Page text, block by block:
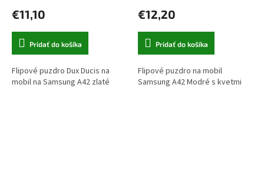
€11,10
Pridať do košíka
Flipové puzdro Dux Ducis na
mobil na Samsung A42 zlaté
€12,20
Pridať do košíka
Flipové puzdro na mobil
Samsung A42 Modré s kvetmi